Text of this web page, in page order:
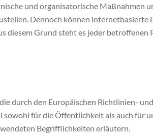
und organisatorische Maßnahmen
Dennoch können internetbasierte
diesem Grund steht es jeder betroffenen
durch den Europäischen Richtlinien-
für die Öffentlichkeit als auch für
Begrifflichkeiten erläutern.